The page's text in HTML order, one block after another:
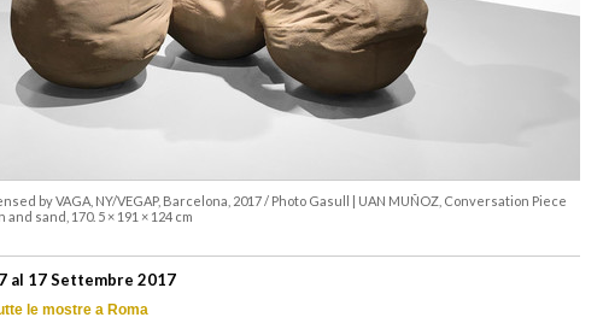
by VAGA, NY/VEGAP, Barcelona, 2017 / Photo Gasull
UAN MUÑOZ, Conversation Piece
sand, 170. 5 × 191 × 124 cm
al 17 Settembre 2017
le mostre a Roma